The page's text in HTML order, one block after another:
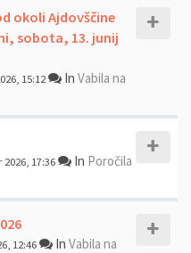
okoli Ajdovščine
sobota, 13. junij
15:12 In Vabila na
2026, 17:36 In Poročila
12:46 In Vabila na